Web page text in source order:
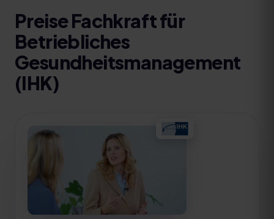
PreiseFachkraft für
Betriebliches
Gesundheitsmanagement
(IHK)